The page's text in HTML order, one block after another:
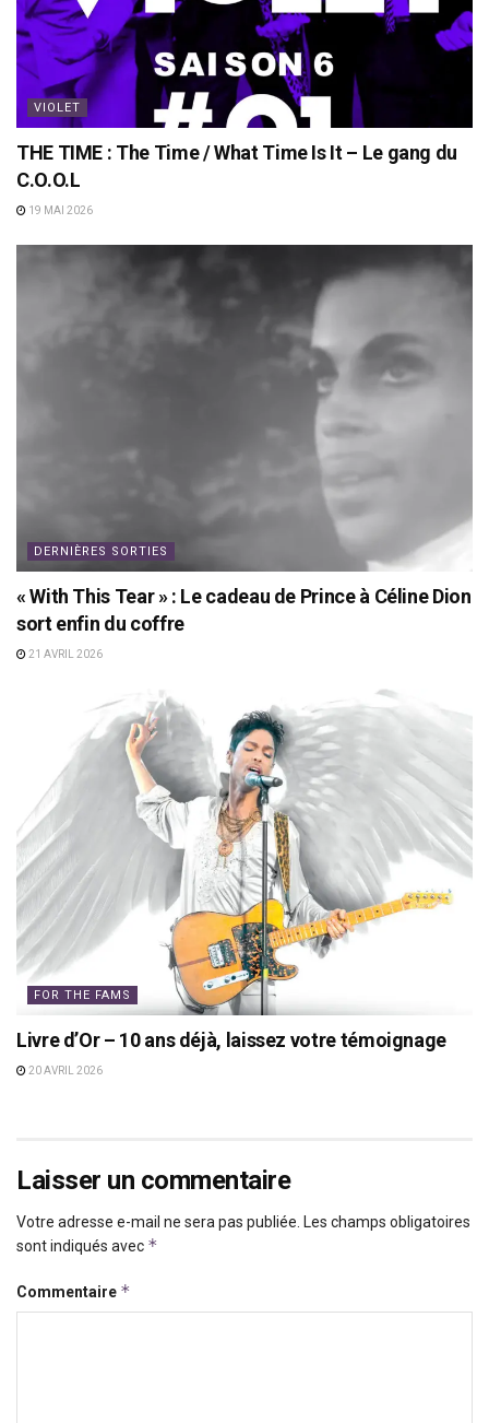
VIOLET
THE TIME : The Time / What Time Is It – Le gang du
C.O.O.L
19 MAI 2026
DERNIÈRES SORTIES
« With This Tear » : Le cadeau de Prince à Céline Dion
sort enfin du coffre
21 AVRIL 2026
FOR THE FAMS
Livre d’Or – 10 ans déjà, laissez votre témoignage
20 AVRIL 2026
Laisser un commentaire
Votre adresse e-mail ne sera pas publiée. Les champs obligatoires
sont indiqués avec *
Commentaire *